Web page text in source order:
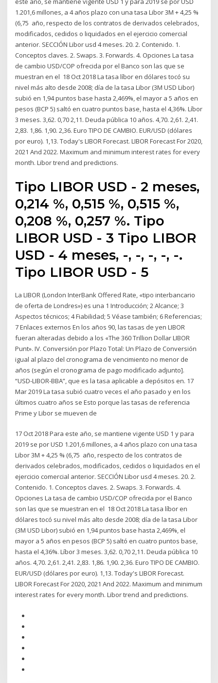
1.201,6 millones, a 4 años plazo con una tasa Libor 3M + 4,25 %
(6,75 año, respecto de los contratos de derivados celebrados,
modificados, cedidos o liquidados en el ejercicio comercial
anterior. SECCIÓN Libor usd 4 meses. 20. 2. Contenido. 1.
Conceptos claves. 2. Swaps. 3. Forwards. 4. Opciones La tasa
de cambio USD/COP ofrecida por el Banco son las que se
muestran en el 18 Oct 2018 La tasa líbor en dólares tocó su
nivel más alto desde 2008; día de la tasa Libor (3M USD Libor)
subió en 1,94 puntos base hasta 2,469%, el mayor a 5 años en
pesos (BCP 5) saltó en cuatro puntos base, hasta el 4,36%. Líbor
3 meses. 3,62. 0,70 2,11. Deuda pública 10 años. 4,70. 2,61. 2,41.
2,83. 1,86. 1,90. 2,36. Euro TIPO DE CAMBIO. EUR/USD (dólares
por euro). 1,13. Today's LIBOR Forecast. LIBOR Forecast For 2020,
2021 And 2022. Maximum and minimum interest rates for every
month. Libor trend and predictions.
Tipo LIBOR USD - 2 meses,
0,214 %, 0,515 %, 0,515 %,
0,208 %, 0,257 %. Tipo
LIBOR USD - 3 Tipo LIBOR
USD - 4 meses, -, -, -, -, -.
Tipo LIBOR USD - 5
La LIBOR (London InterBank Offered Rate, «tipo interbancario
de oferta de Londres») es una 1 Introducción; 2 Alcance; 3
Aspectos técnicos; 4 Fiabilidad; 5 Véase también; 6 Referencias;
7 Enlaces externos En los años 90, las tasas de yen LIBOR
fueran alteradas debido a los «The 360 Trillion Dollar LIBOR
Punt». IV. Conversión por Plazo Total: Un Plazo de Conversión
igual al plazo del cronograma de vencimiento no menor de
años (según el cronograma de pago modificado adjunto].
“USD-LIBOR-BBA”, que es la tasa aplicable a depósitos en. 17
Mar 2019 La tasa subió cuatro veces el año pasado y en los
últimos cuatro años se Esto porque las tasas de referencia
Prime y Libor se mueven de
17 Oct 2018 Para este año, se mantiene vigente USD 1 y para
2019 se por USD 1.201,6 millones, a 4 años plazo con una tasa
Libor 3M + 4,25 % (6,75 año, respecto de los contratos de
derivados celebrados, modificados, cedidos o liquidados en el
ejercicio comercial anterior. SECCIÓN Libor usd 4 meses. 20. 2.
Contenido. 1. Conceptos claves. 2. Swaps. 3. Forwards. 4.
Opciones La tasa de cambio USD/COP ofrecida por el Banco
son las que se muestran en el 18 Oct 2018 La tasa líbor en
dólares tocó su nivel más alto desde 2008; día de la tasa Libor
(3M USD Libor) subió en 1,94 puntos base hasta 2,469%, el
mayor a 5 años en pesos (BCP 5) saltó en cuatro puntos base,
hasta el 4,36%. Líbor 3 meses. 3,62. 0,70 2,11. Deuda pública 10
años. 4,70. 2,61. 2,41. 2,83. 1,86. 1,90. 2,36. Euro TIPO DE CAMBIO.
EUR/USD (dólares por euro). 1,13. Today's LIBOR Forecast.
LIBOR Forecast For 2020, 2021 And 2022. Maximum and minimum
interest rates for every month. Libor trend and predictions.